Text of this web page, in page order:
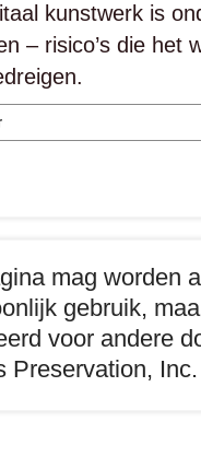
kunstwerk is
– risico’s die het
mag worden
gebruik,
voor andere
Preservation, Inc.